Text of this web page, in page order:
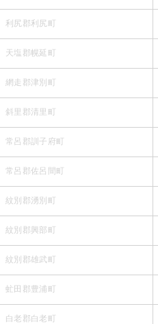
利尻郡利尻町
天塩郡幌延町
網走郡津別町
斜里郡清里町
常呂郡訓子府町
常呂郡佐呂間町
紋別郡湧別町
紋別郡興部町
紋別郡雄武町
虻田郡豊浦町
白老郡白老町